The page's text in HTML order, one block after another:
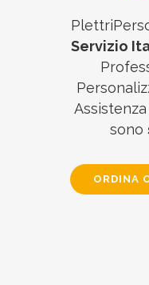
Servizio
sono
ORDINA